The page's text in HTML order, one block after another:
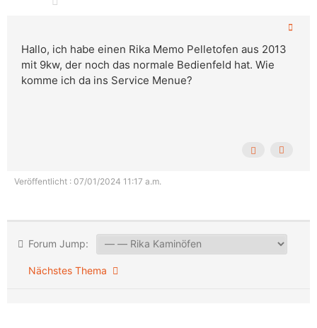
Hallo, ich habe einen Rika Memo Pelletofen aus 2013
mit 9kw, der noch das normale Bedienfeld hat. Wie
komme ich da ins Service Menue?
Veröffentlicht : 07/01/2024 11:17 a.m.
Forum Jump:
Nächstes Thema